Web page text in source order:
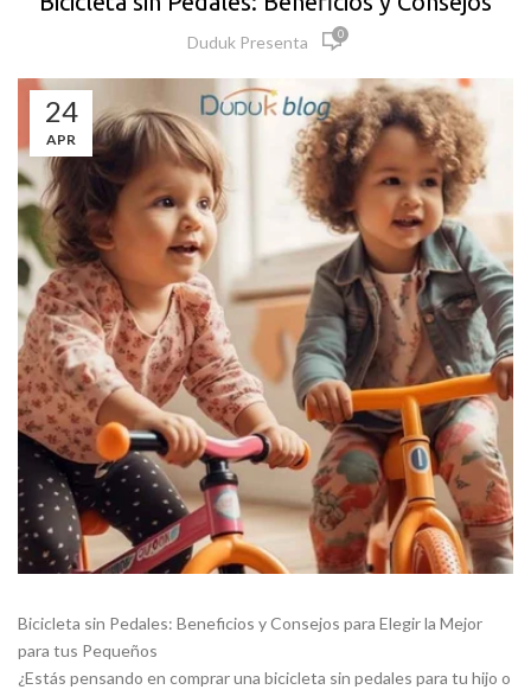
Duduk Presenta 0
24
APR
Bicicleta sin Pedales: Beneficios y Consejos para Elegir la Mejor
para tus Pequeños
¿Estás pensando en comprar una bicicleta sin pedales para tu hijo o